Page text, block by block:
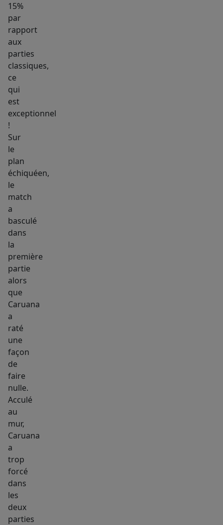
15%
par
rapport
aux
parties
classiques,
ce
qui
est
exceptionnel
!
Sur
le
plan
échiquéen,
le
match
a
basculé
dans
la
première
partie
alors
que
Caruana
a
raté
une
façon
de
faire
nulle.
Acculé
au
mur,
Caruana
a
trop
forcé
dans
les
deux
parties